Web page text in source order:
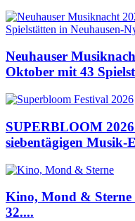
Neuhauser
Oktober mit 43
SUPERBLOOM
siebentägigen Musik-
Kino, Mond & Sterne
32....